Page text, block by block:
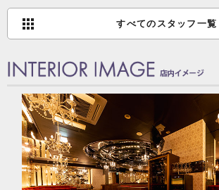
すべてのスタッフ一覧